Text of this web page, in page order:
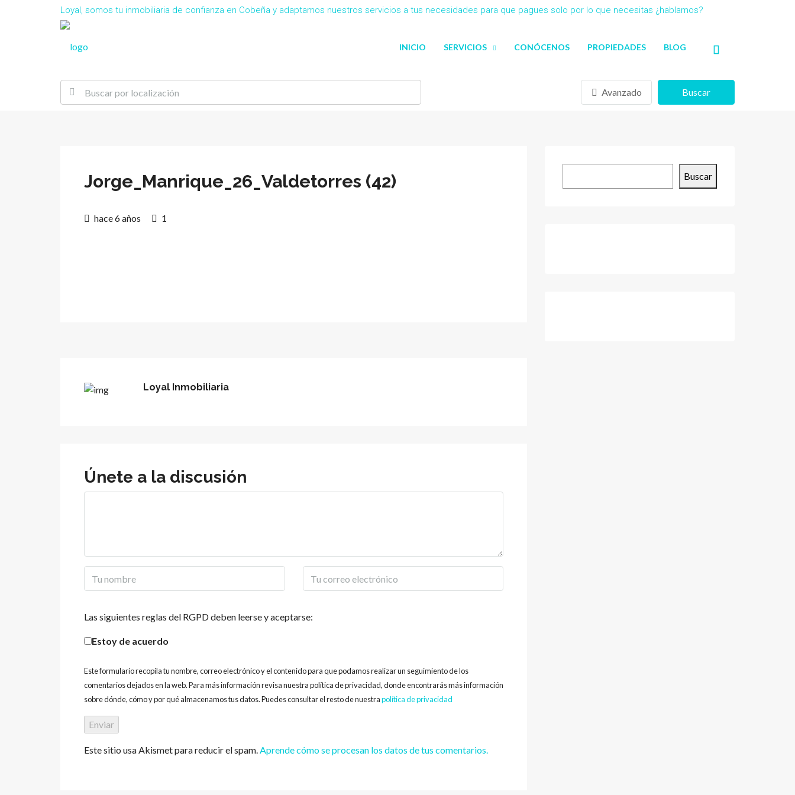
Loyal, somos tu inmobiliaria de confianza en Cobeña y adaptamos nuestros servicios a tus necesidades para que pagues solo por lo que necesitas ¿hablamos?
INICIO SERVICIOS CONÓCENOS PROPIEDADES BLOG
Avanzado Buscar
Jorge_Manrique_26_Valdetorres (42)
hace 6 años 1
Loyal Inmobiliaria
Únete a la discusión
Las siguientes reglas del RGPD deben leerse y aceptarse:
Estoy de acuerdo
Este formulario recopila tu nombre, correo electrónico y el contenido para que podamos realizar un seguimiento de los
comentarios dejados en la web. Para más información revisa nuestra política de privacidad, donde encontrarás más información
sobre dónde, cómo y por qué almacenamos tus datos. Puedes consultar el resto de nuestrapolítica de privacidad
Este sitio usa Akismet para reducir el spam.Aprende cómo se procesan los datos de tus comentarios.
Buscar